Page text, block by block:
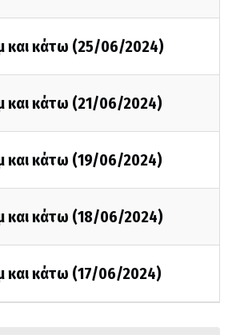
και κάτω (25/06/2024)
και κάτω (21/06/2024)
και κάτω (19/06/2024)
και κάτω (18/06/2024)
και κάτω (17/06/2024)